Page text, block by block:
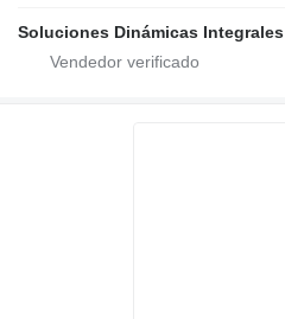
Soluciones Dinámicas Integrales